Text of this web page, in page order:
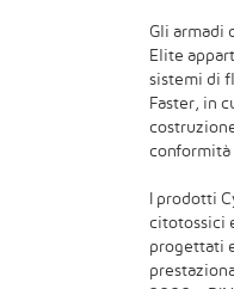
Gli armadi
Elite
sistemi di
Faster, in
conformità
I prodotti
citotossici
progettati